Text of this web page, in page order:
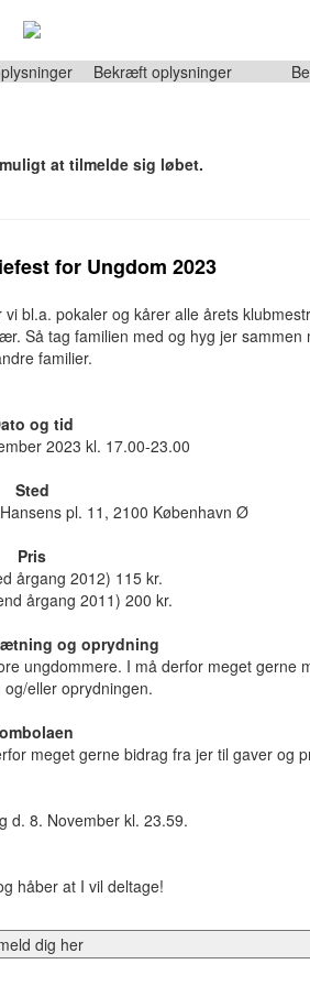
Bekræft oplysninger
at tilmelde sig løbet.
for Ungdom 2023
bl.a. pokaler og kårer alle årets
Så tag familien med og hyg jer sammen
familier.
og tid
2023 kl. 17.00-23.00
Sted
pl. 11, 2100 København Ø
Pris
årgang 2012) 115 kr.
årgang 2011) 200 kr.
og oprydning
ungdommere. I må derfor meget gerne
eller oprydningen.
meget gerne bidrag fra jer til gaver og
d. 8. November kl. 23.59.
håber at I vil deltage!
dig her